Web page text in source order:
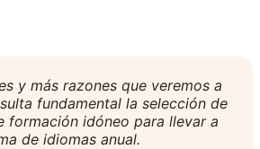
y más razones que veremos a
fundamental la selección de
formación idóneo para llevar a
de idiomas anual.